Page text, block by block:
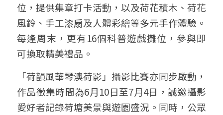
位，提供集章打卡活動，以及荷花積木、荷花
風鈴、手工漆扇及人體彩繪等多元手作體驗。
每逢周末，更有16個科普遊戲攤位，參與即
可換取精美禮品。
「荷韻風華琴澳荷影」攝影比賽亦同步啟動，
作品徵集時間為6月10日至7月4日，誠邀攝影
愛好者記錄荷塘美景與遊園盛況。同時，公眾